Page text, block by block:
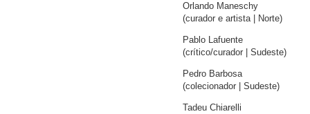
Orlando Maneschy
(curador e artista | Norte)
Pablo Lafuente
(crítico/curador | Sudeste)
Pedro Barbosa
(colecionador | Sudeste)
Tadeu Chiarelli